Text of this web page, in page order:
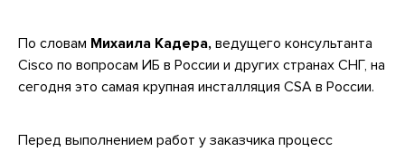
По словам Михаила Кадера, ведущего консультанта
Cisco по вопросам ИБ в России и других странах СНГ, на
сегодня это самая крупная инсталляция CSA в России.
Перед выполнением работ у заказчика процесс